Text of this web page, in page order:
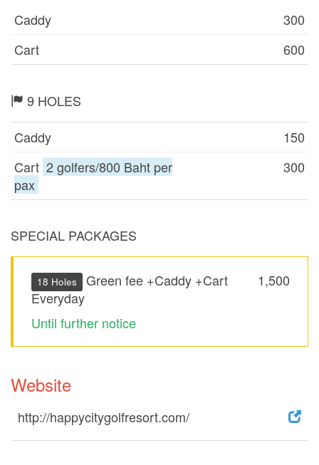
Caddy
300
Cart
600
9 HOLES
Caddy
150
Cart 2 golfers/800 Baht per
pax
300
SPECIAL PACKAGES
1,500
18 Holes
Green fee +Caddy +Cart
Everyday
Until further notice
Website
http://happycitygolfresort.com/